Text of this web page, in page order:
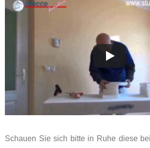
Schauen Sie sich bitte in Ruhe diese